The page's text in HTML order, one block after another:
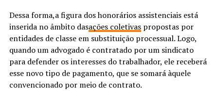
Dessa forma,a figura dos honorários assistenciais está
inserida no âmbito dasações coletivaspropostas por
entidades de classe em substituição processual. Logo,
quando um advogado é contratado por um sindicato
para defender os interesses do trabalhador, ele receberá
esse novo tipo de pagamento, que se somará àquele
convencionado por meio de contrato.